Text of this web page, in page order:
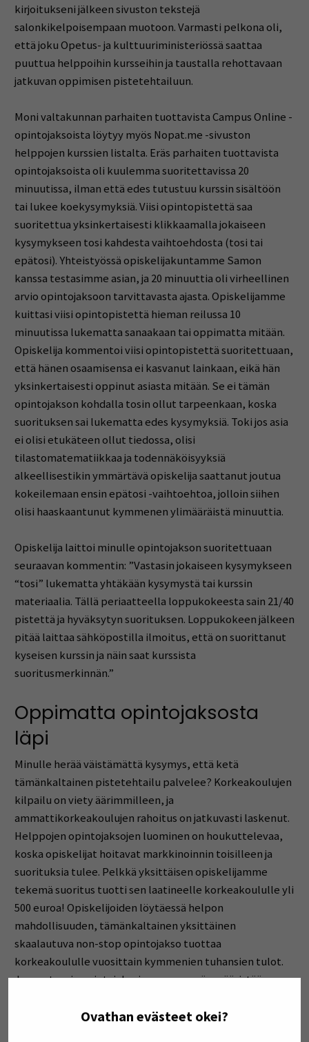
Ovathan evästeet okei?
kirjoitukseni jälkeen sivuston tekstejä
salonkikelpoisempaan muotoon. Varmasti pelkona oli,
että joku Opetus- ja kulttuuriministeriössä saattaa
puuttua helppoihin kursseihin ja taustalla rehottavaan
jatkuvan oppimisen pistetehtailuun.
Moni valtakunnan parhaiten tuottavista Campus Online -
opintojaksoista löytyy myös Nopat.me -sivuston
helppojen kurssien listalta. Eräs parhaiten tuottavista
opintojaksoista oli kuulemma suoritettavissa 20
minuutissa, ilman että edes tutustuu kurssin sisältöön
tai lukee koekysymyksiä. Viisi opintopistettä saa
suoritettua yksinkertaisesti klikkaamalla jokaiseen
kysymykseen tosi kahdesta vaihtoehdosta (tosi tai
epätosi). Yhteistyössä opiskelijakuntamme Samon
kanssa testasimme asian, ja 20 minuuttia oli virheellinen
arvio opintojaksoon tarvittavasta ajasta. Opiskelijamme
kuittasi viisi opintopistettä hieman reilussa 10
minuutissa lukematta sanaakaan tai oppimatta mitään.
Opiskelija kommentoi viisi opintopistettä suoritettuaan,
että hänen osaamisensa ei kasvanut lainkaan, eikä hän
yksinkertaisesti oppinut asiasta mitään. Se ei tämän
opintojakson kohdalla tosin ollut tarpeenkaan, koska
suorituksen sai lukematta edes kysymyksiä. Toki jos asia
ei olisi etukäteen ollut tiedossa, olisi
tilastomatematiikkaa ja todennäköisyyksiä
alkeellisestikin ymmärtävä opiskelija saattanut joutua
kokeilemaan ensin epätosi -vaihtoehtoa, jolloin siihen
olisi haaskaantunut kymmenen ylimääräistä minuuttia.
Opiskelija laittoi minulle opintojakson suoritettuaan
seuraavan kommentin: ”Vastasin jokaiseen kysymykseen
“tosi” lukematta yhtäkään kysymystä tai kurssin
materiaalia. Tällä periaatteella loppukokeesta sain 21/40
pistettä ja hyväksytyn suorituksen. Loppukokeen jälkeen
pitää laittaa sähköpostilla ilmoitus, että on suorittanut
kyseisen kurssin ja näin saat kurssista
suoritusmerkinnän.”
Oppimatta opintojaksosta
läpi
Minulle herää väistämättä kysymys, että ketä
tämänkaltainen pistetehtailu palvelee? Korkeakoulujen
kilpailu on viety äärimmilleen, ja
ammattikorkeakoulujen rahoitus on jatkuvasti laskenut.
Helppojen opintojaksojen luominen on houkuttelevaa,
koska opiskelijat hoitavat markkinoinnin toisilleen ja
suorituksia tulee. Pelkkä yksittäisen opiskelijamme
tekemä suoritus tuotti sen laatineelle korkeakoululle yli
500 euroa! Opiskelijoiden löytäessä helpon
mahdollisuuden, tämänkaltainen yksittäinen
skaalautuva non-stop opintojakso tuottaa
korkeakoululle vuosittain kymmenien tuhansien tulot.
Jos vastaavia opintojaksoja on enemmän, vääristää se
opintojaksoja olisi toki mahdollista tehdä myös siten,